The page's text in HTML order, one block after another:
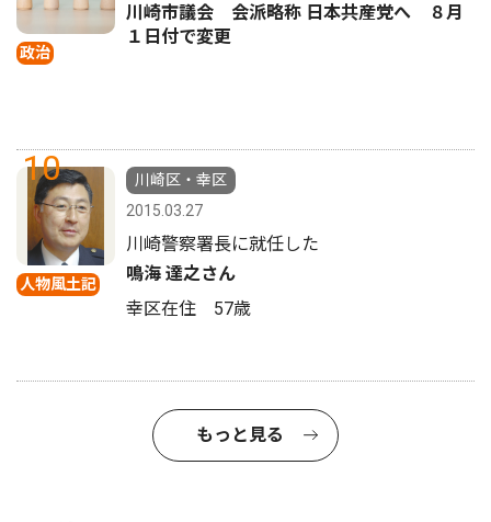
政治
川崎市議会 会派略称 日本共産党へ ８月
１日付で変更
10
人物風土記
川崎区・幸区
2015.03.27
川崎警察署長に就任した
鳴海 達之さん
幸区在住 57歳
もっと見る